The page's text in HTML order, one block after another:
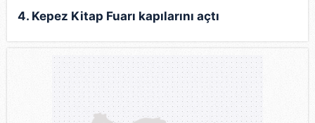
4. Kepez Kitap Fuarı kapılarını açtı